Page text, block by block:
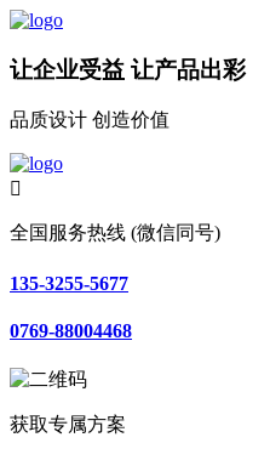
让企业受益 让产品出彩
品质设计 创造价值

全国服务热线 (微信同号)
135-3255-5677
0769-88004468
获取专属方案